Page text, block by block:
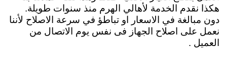
هكذا نقدم الخدمة لأهالي الهرم منذ سنوات طويلة.
دون مبالغة في الاسعار او تباطؤ في سرعة الاصلاح لأننا
نعمل على اصلاح الجهاز فى نفس يوم الاتصال من
العميل .